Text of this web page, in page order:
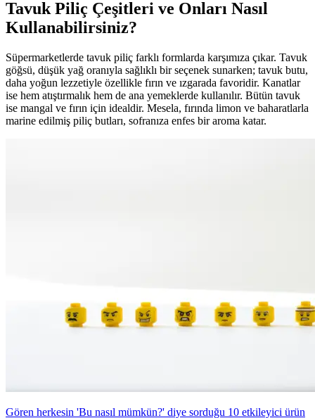
Tavuk Piliç Çeşitleri ve Onları Nasıl
Kullanabilirsiniz?
Süpermarketlerde tavuk piliç farklı formlarda karşımıza çıkar. Tavuk
göğsü, düşük yağ oranıyla sağlıklı bir seçenek sunarken; tavuk butu,
daha yoğun lezzetiyle özellikle fırın ve ızgarada favoridir. Kanatlar
ise hem atıştırmalık hem de ana yemeklerde kullanılır. Bütün tavuk
ise mangal ve fırın için idealdir. Mesela, fırında limon ve baharatlarla
marine edilmiş piliç butları, sofranıza enfes bir aroma katar.
Gören herkesin 'Bu nasıl mümkün?' diye sorduğu 10 etkileyici ürün